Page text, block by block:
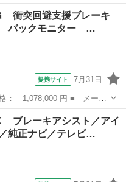
カーゴ ■ グレード名：
Ｄチューナー☆キーレス☆
衝突回避支援ブレーキ
バックモニター …
提携サイト 7月31日
■ グレード名： Ｇ 衝突
ックモニター コーナーセ
ブレーキアシスト／アイ
純正ナビ／テレビ…